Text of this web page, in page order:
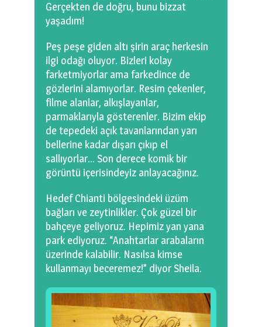
Gerçekten de doğru, bunu bizzat
yaşadım!
Peş peşe giden altı şirin araç herkesin
ilgi odağı oluyor. Bizleri kolay
farketmiyorlar ama farkedince de
gözlerini alamıyorlar. Resim çekenler,
filme alanlar, alkışlayanlar,
parmaklarıyla gösterenler. Bizim ekip
de tepedeki açık tavanlarından yarı
bellerine kadar dışarı çıkıp el
sallıyorlar… Son derece komik bir
görüntü içerisindeyiz anlayacağınız.
Hedef Chianti bölgesindeki üzüm
bağları ve zeytinlikler. Çok güzel bir
bahçeye geliyoruz. Hepimiz yan yana
park ediyoruz. “Anahtarlar arabaların
üzerinde kalabilir. Nasılsa kimse
kullanmayı beceremez!” diyor Sheila.